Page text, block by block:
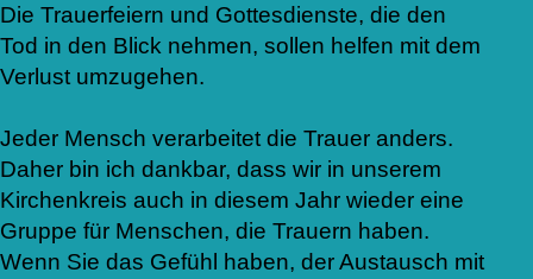
Die Trauerfeiern und Gottesdienste, die den
Tod in den Blick nehmen, sollen helfen mit dem
Verlust umzugehen.
Jeder Mensch verarbeitet die Trauer anders.
Daher bin ich dankbar, dass wir in unserem
Kirchenkreis auch in diesem Jahr wieder eine
Gruppe für Menschen, die Trauern haben.
Wenn Sie das Gefühl haben, der Austausch mit